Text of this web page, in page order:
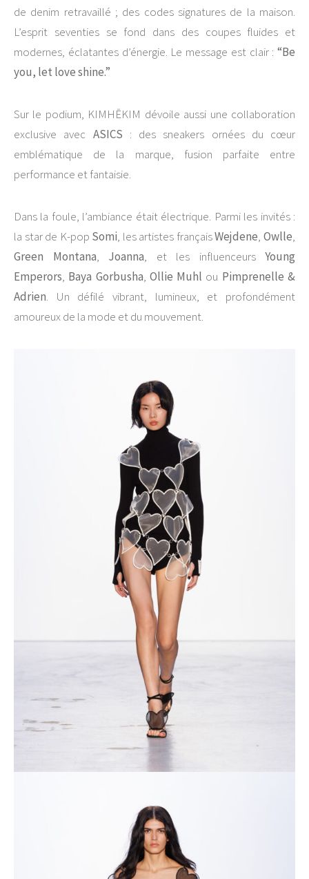
de denim retravaillé ; des codes signatures de la maison.
L’esprit seventies se fond dans des coupes fluides et
modernes, éclatantes d’énergie. Le message est clair : “Be
you, let love shine.”
Sur le podium, KIMHĒKIM dévoile aussi une collaboration
exclusive avec ASICS : des sneakers ornées du cœur
emblématique de la marque, fusion parfaite entre
performance et fantaisie.
Dans la foule, l’ambiance était électrique. Parmi les invités :
la star de K-pop Somi, les artistes françaisWejdene,Owlle,
Green Montana, Joanna, et les influenceurs Young
Emperors, Baya Gorbusha, Ollie Muhl ou Pimprenelle &
Adrien. Un défilé vibrant, lumineux, et profondément
amoureux de la mode et du mouvement.